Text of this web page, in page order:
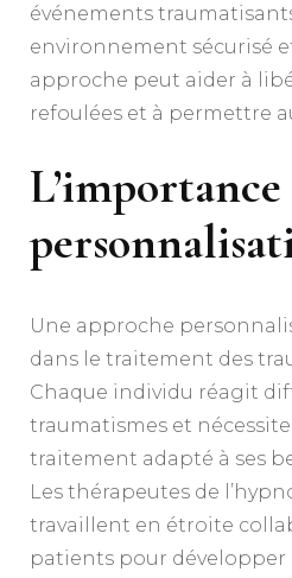
événements
environnement sécurisé
approche peut aider à
refoulées et à permettre
Une approche
dans le traitement des
Chaque individu réagit
traumatismes et
traitement adapté à ses
Les thérapeutes de
travaillent en étroite
patients pour développer